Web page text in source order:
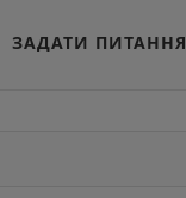
ЗАДАТИ ПИТАННЯ